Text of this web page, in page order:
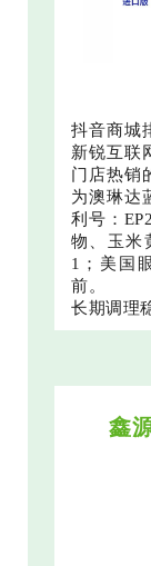
抖音商城
新锐互联
门店热销
为澳琳达
利号：
物、玉米
1；美国
前。
长期调理
鑫